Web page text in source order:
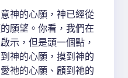
神的心願，神已經從
願望。你看，我們在
示，但是頭一個點，
神的心願，摸到神的
祂的心願、顧到祂的